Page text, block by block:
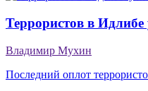
Террористов в
Владимир Мухин
Последний оплот